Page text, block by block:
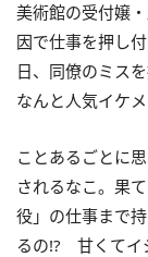
美術館の受付嬢
因で仕事を押し
日、同僚のミス
なんと人気イケ
ことあるごとに
されるなこ。 果
役」の仕事まで
るの!? 甘くてイ